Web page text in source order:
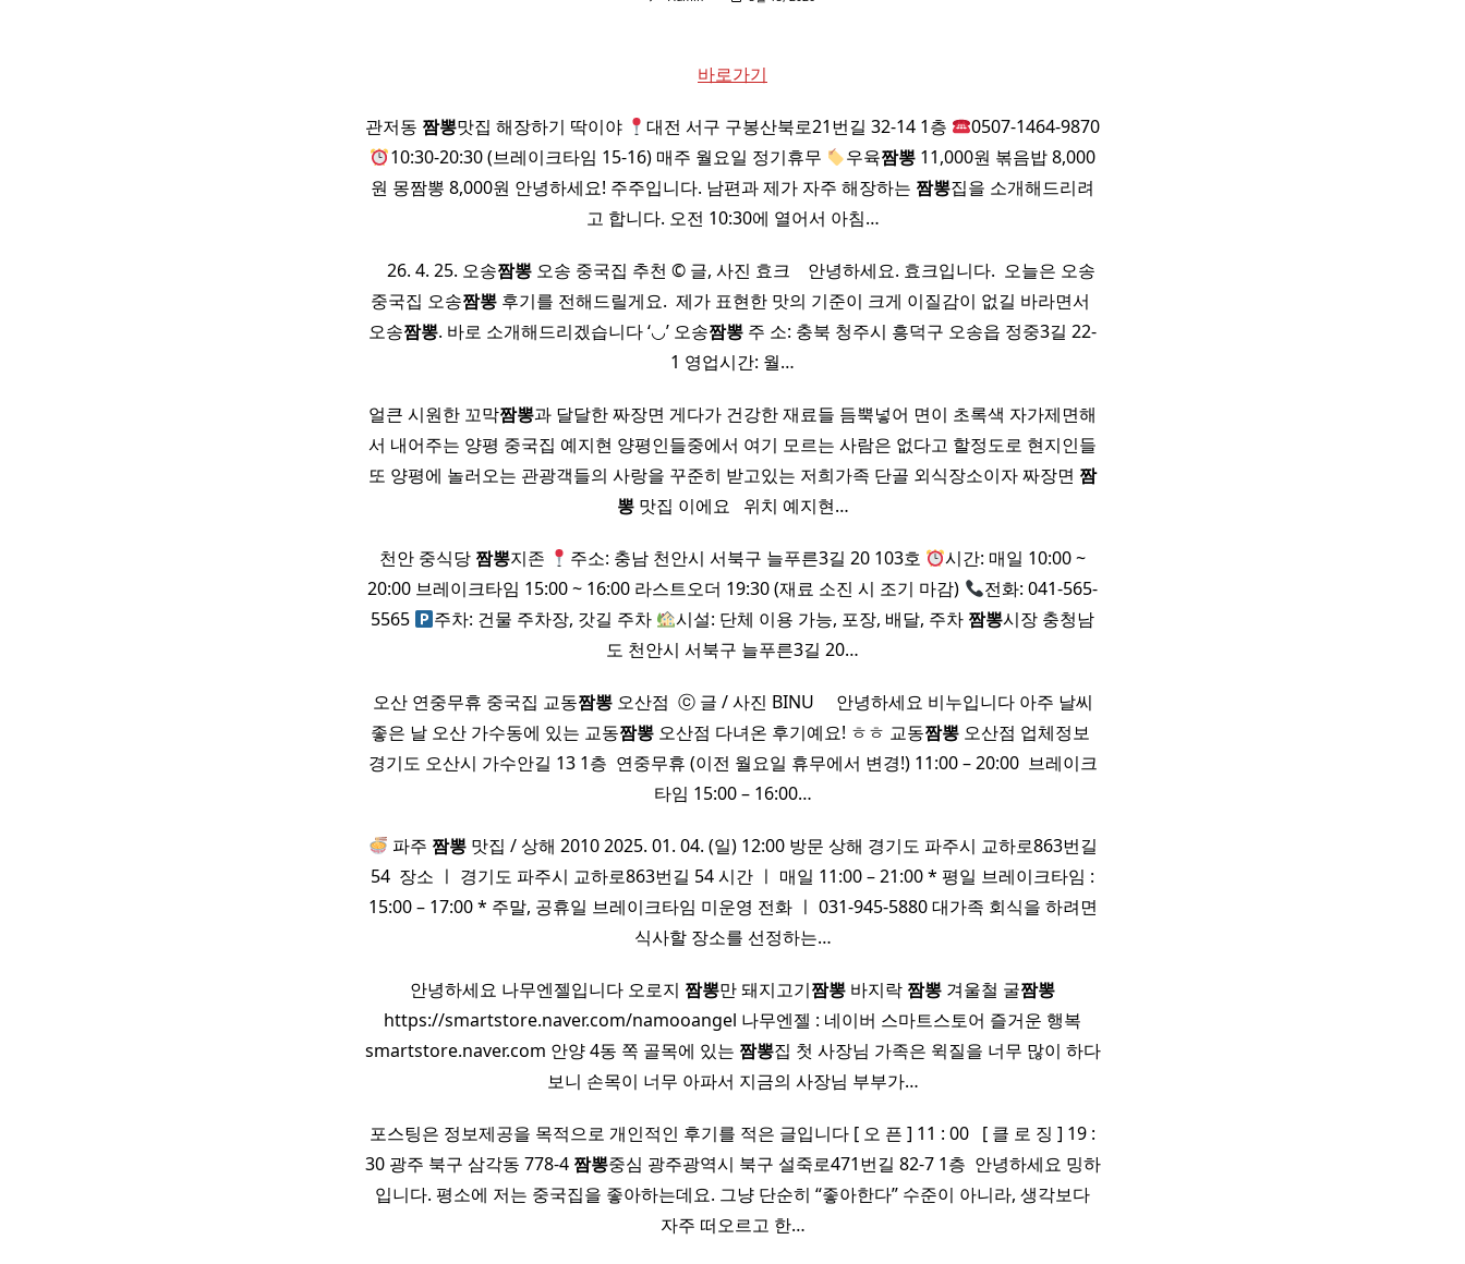
바로가기
관저동 짬뽕맛집 해장하기 딱이야 대전 서구 구봉산북로21번길 32-14 1층
0507-1464-9870
10:30-20:30 (브레이크타임 15-16) 매주 월요일 정기휴무
우육짬뽕11,000원 볶음밥 8,000
원 몽짬뽕 8,000원 안녕하세요! 주주입니다. 남편과 제가 자주 해장하는 짬뽕집을 소개해드리려
고 합니다. 오전 10:30에 열어서 아침…
​ ​ ​ ​ 26. 4. 25. 오송짬뽕 오송 중국집 추천 © 글, 사진 효크 ​ ​ ​ 안녕하세요. 효크입니다. ​ 오늘은 오송
중국집 오송짬뽕 후기를 전해드릴게요. ​ 제가 표현한 맛의 기준이 크게 이질감이 없길 바라면서 ​
오송짬뽕. 바로 소개해드리겠습니다 ‘◡’ 오송짬뽕 주 소: 충북 청주시 흥덕구 오송읍 정중3길 22-
1 영업시간: 월…
얼큰 시원한 꼬막짬뽕과 달달한 짜장면 게다가 건강한 재료들 듬뿍넣어 면이 초록색 자가제면해
서 내어주는 양평 중국집 예지현 양평인들중에서 여기 모르는 사람은 없다고 할정도로 현지인들
또 양평에 놀러오는 관광객들의 사랑을 꾸준히 받고있는 저희가족 단골 외식장소이자 짜장면 짬
뽕맛집 이에요 ​ ​ 위치 예지현…
천안 중식당 짬뽕지존 주소: 충남 천안시 서북구 늘푸른3길 20 103호
시간: 매일 10:00 ~
20:00 브레이크타임 15:00 ~ 16:00 라스트오더 19:30 (재료 소진 시 조기 마감)
전화: 041-565-
5565
주차: 건물 주차장, 갓길 주차 시설: 단체 이용 가능, 포장, 배달, 주차 짬뽕시장 충청남
도 천안시 서북구 늘푸른3길 20…
오산 연중무휴 중국집 교동짬뽕오산점 ​ ⓒ 글 / 사진 BINU ​ ​ ​ ​ 안녕하세요 비누입니다 아주 날씨
좋은 날 오산 가수동에 있는 교동짬뽕 오산점 다녀온 후기예요! ㅎㅎ 교동짬뽕 오산점 업체정보 ​
경기도 오산시 가수안길 13 1층 ​ 연중무휴 (이전 월요일 휴무에서 변경!) 11:00 – 20:00 ​ 브레이크
타임 15:00 – 16:00…
파주 짬뽕맛집 / 상해 2010 2025. 01. 04. (일) 12:00 방문 상해 경기도 파주시 교하로863번길
54 ​ 장소 ㅣ 경기도 파주시 교하로863번길 54 시간 ㅣ 매일 11:00 – 21:00 * 평일 브레이크타임 :
15:00 – 17:00 * 주말, 공휴일 브레이크타임 미운영 전화 ㅣ 031-945-5880 대가족 회식을 하려면
식사할 장소를 선정하는…
안녕하세요 나무엔젤입니다 오로지 짬뽕만 돼지고기짬뽕 바지락 짬뽕 겨울철 굴짬뽕
https://smartstore.naver.com/namooangel 나무엔젤 : 네이버 스마트스토어 즐거운 행복
smartstore.naver.com 안양 4동 쪽 골목에 있는 짬뽕집 첫 사장님 가족은 윅질을 너무 많이 하다
보니 손목이 너무 아파서 지금의 사장님 부부가…
포스팅은 정보제공을 목적으로 개인적인 후기를 적은 글입니다 [ 오 픈 ] 11 : 00 ​ ​ [ 클 로 징 ] 19 :
30 광주 북구 삼각동 778-4 짬뽕중심 광주광역시 북구 설죽로471번길 82-7 1층 ​ 안녕하세요 밍하
입니다. 평소에 저는 중국집을 좋아하는데요. 그냥 단순히 “좋아한다” 수준이 아니라, 생각보다
자주 떠오르고 한…